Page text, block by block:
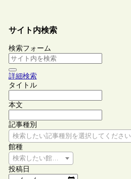
サイト内検索
検索フォーム
詳細検索
タイトル
本文
記事種別
検索したい記事種別を選択してください
館種
検索したい館種を選択してください
投稿日